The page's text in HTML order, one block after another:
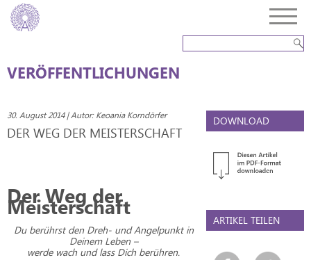
VERÖFFENTLICHUNGEN
30. August 2014 | Autor: Keoania Korndörfer
DER WEG DER MEISTERSCHAFT
Der Weg der
Meisterschaft
Du berührst den Dreh- und Angelpunkt in
Deinem Leben –
werde wach und lass Dich berühren.
DOWNLOAD
ARTIKEL TEILEN